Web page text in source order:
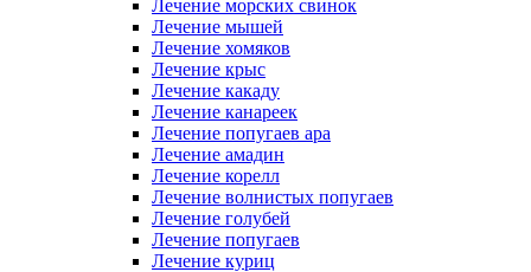
Лечение морских свинок
Лечение мышей
Лечение хомяков
Лечение крыс
Лечение какаду
Лечение канареек
Лечение попугаев ара
Лечение амадин
Лечение корелл
Лечение волнистых попугаев
Лечение голубей
Лечение попугаев
Лечение куриц